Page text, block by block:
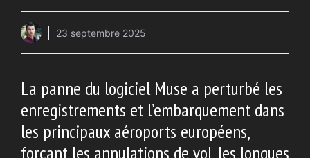
23 septembre 2025
La panne du logiciel Muse a perturbé les
enregistrements et l’embarquement dans
les principaux aéroports européens,
forçant les annulations de vol, les longues